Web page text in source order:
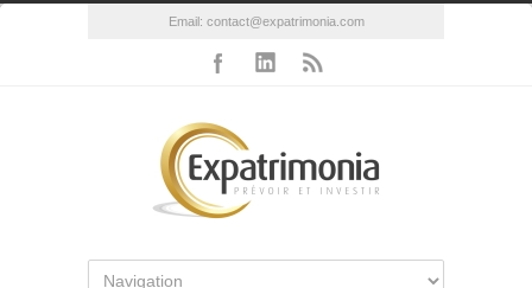
Email: contact@expatrimonia.com